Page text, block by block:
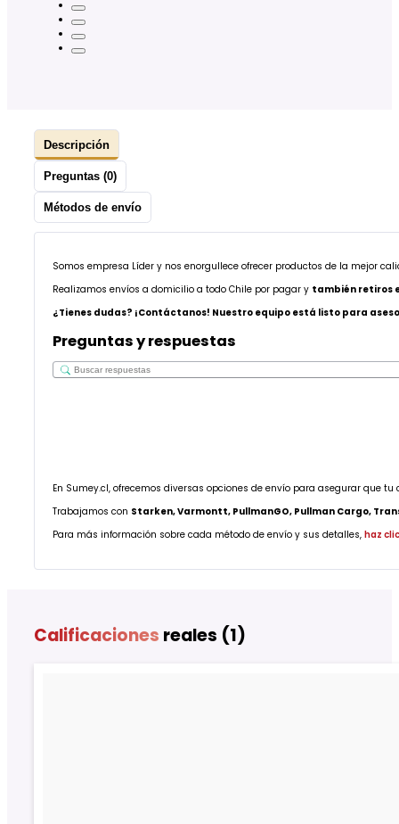
Descripción
Preguntas (0)
Métodos de envío
Somos empresa Líder y nos enorgullece ofrecer productos de la mejor
Realizamos envíos a domicilio a todo Chile por pagar y también retiros
¿Tienes dudas? ¡Contáctanos! Nuestro equipo está listo para
Preguntas y respuestas
En Sumey.cl, ofrecemos diversas opciones de envío para asegurar que
Trabajamos con Starken, Varmontt, PullmanGO, Pullman Cargo,
Para más información sobre cada método de envío y sus detalles, haz
Calificaciones reales (1)